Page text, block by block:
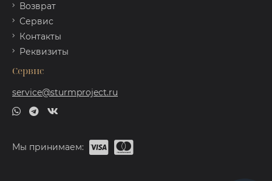
Возврат
Сервис
Контакты
Реквизиты
Сервис
service@sturmproject.ru
Мы принимаем: